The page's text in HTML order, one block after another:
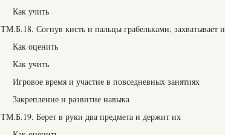
Как учить
ТМ.Б.18. Согнув кисть и пальцы грабельками, захватывает
Как оценить
Как учить
Игровое время и участие в повседневных занятиях
Закрепление и развитие навыка
ТМ.Б.19. Берет в руки два предмета и держит их